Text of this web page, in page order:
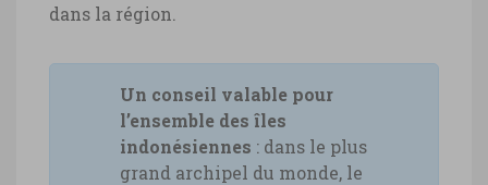
dans la région.
Un conseil valable pour
l’ensemble des îles
indonésiennes : dans le plus
grand archipel du monde, le